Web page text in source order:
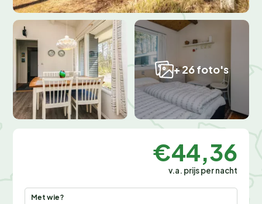
+ 26 foto's
€44,36
v.a. prijs per nacht
Met wie?